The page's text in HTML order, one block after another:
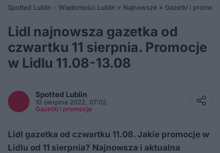
Spotted Lublin - Wiadomości Lublin » Najnowsze » Gazetki i
Lidl najnowsza gazetka od
czwartku 11 sierpnia. Promocje
w Lidlu 11.08-13.08
Spotted Lublin
10 sierpnia 2022, 07:02
Gazetki i promocje
Lidl gazetka od czwartku 11.08. Jakie promocje w
Lidlu od 11 sierpnia? Najnowsza i aktualna